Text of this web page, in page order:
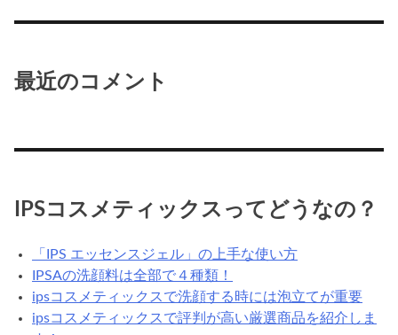
最近のコメント
IPSコスメティックスってどうなの？
「IPS エッセンスジェル」の上手な使い方
IPSAの洗顔料は全部で４種類！
ipsコスメティックスで洗顔する時には泡立てが重要
ipsコスメティックスで評判が高い厳選商品を紹介しま